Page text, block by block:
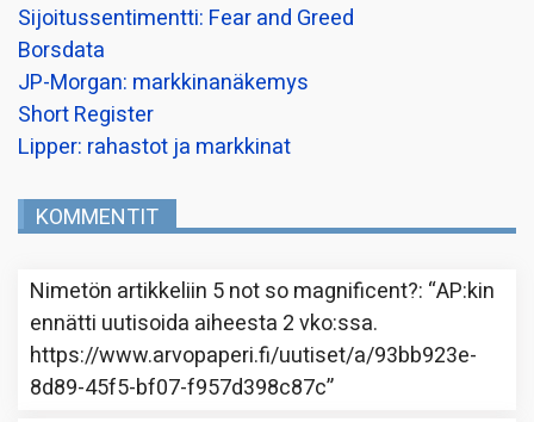
Sijoitussentimentti: Fear and Greed
Borsdata
JP-Morgan: markkinanäkemys
Short Register
Lipper: rahastot ja markkinat
KOMMENTIT
Nimetön artikkeliin 5 not so magnificent?: “AP:kin
ennätti uutisoida aiheesta 2 vko:ssa.
https://www.arvopaperi.fi/uutiset/a/93bb923e-
8d89-45f5-bf07-f957d398c87c”